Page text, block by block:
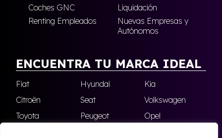
Coches GNC
Liquidación
Renting Empleados
Nuevas Empresas y
Autónomos
ENCUENTRA TU MARCA IDEAL
Fiat Hyundai
Kia
Citroën
Seat
Volkswagen
Toyota
Peugeot
Opel